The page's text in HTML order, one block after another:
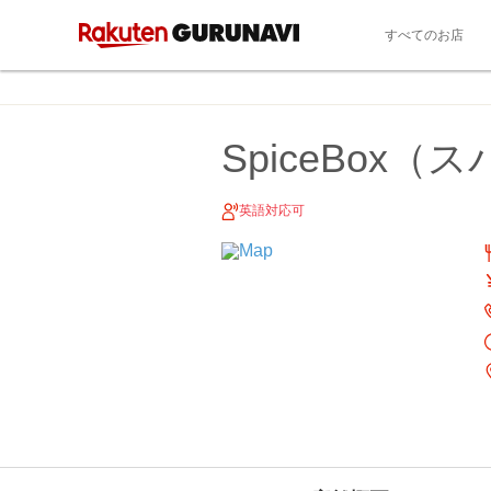
すべてのお店
SpiceBox（ス
英語対応可